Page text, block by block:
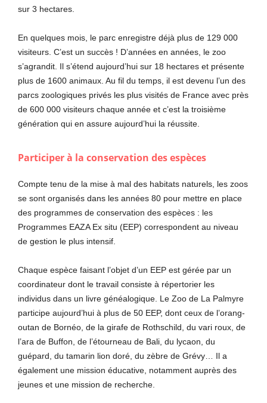
sur 3 hectares.
En quelques mois, le parc enregistre déjà plus de 129 000
visiteurs. C’est un succès ! D’années en années, le zoo
s’agrandit. Il s’étend aujourd’hui sur 18 hectares et présente
plus de 1600 animaux. Au fil du temps, il est devenu l’un des
parcs zoologiques privés les plus visités de France avec près
de 600 000 visiteurs chaque année et c’est la troisième
génération qui en assure aujourd’hui la réussite.
Participer à la conservation des espèces
Compte tenu de la mise à mal des habitats naturels, les zoos
se sont organisés dans les années 80 pour mettre en place
des programmes de conservation des espèces : les
Programmes EAZA Ex situ (EEP) correspondent au niveau
de gestion le plus intensif.
Chaque espèce faisant l’objet d’un EEP est gérée par un
coordinateur dont le travail consiste à répertorier les
individus dans un livre généalogique. Le Zoo de La Palmyre
participe aujourd’hui à plus de 50 EEP, dont ceux de l’orang-
outan de Bornéo, de la girafe de Rothschild, du vari roux, de
l’ara de Buffon, de l’étourneau de Bali, du lycaon, du
guépard, du tamarin lion doré, du zèbre de Grévy… Il a
également une mission éducative, notamment auprès des
jeunes et une mission de recherche.